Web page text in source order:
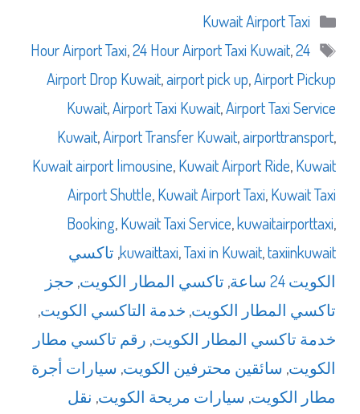
التصنيفات
Kuwait Airport Taxi
الوسوم
24 Hour Airport Taxi
,24 Hour Airport Taxi Kuwait,
Airport Drop Kuwait,airport pick up,Airport Pickup
Kuwait,Airport Taxi Kuwait,Airport Taxi Service
Kuwait,Airport Transfer Kuwait,airporttransport,
Kuwait airport limousine,Kuwait Airport Ride,Kuwait
Airport Shuttle,Kuwait Airport Taxi,Kuwait Taxi
Booking,Kuwait Taxi Service,kuwaitairporttaxi,
kuwaittaxi,Taxi in Kuwait,taxiinkuwait
, تاكسي
الكويت 24 ساعة
, تاكسي المطار الكويت, حجز
تاكسي المطار الكويت, خدمة التاكسي الكويت,
خدمة تاكسي المطار الكويت, رقم تاكسي مطار
الكويت, سائقين محترفين الكويت, سيارات أجرة
مطار الكويت, سيارات مريحة الكويت, نقل